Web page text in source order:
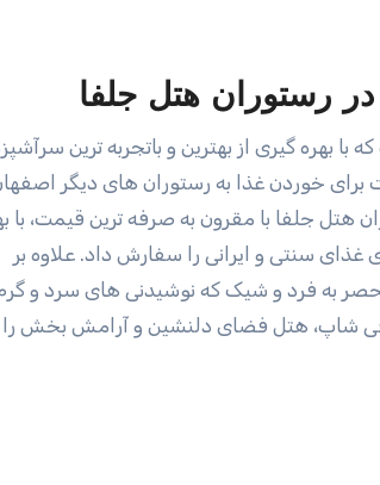
رستوران هتل جلفا
گیری از بهترین و باتجربه ترین
برای خوردن غذا به رستوران های دیگر
هتل جلفا با مقرون به صرفه ترین قیمت، با
غذای سنتی و ایرانی را سفارش داد. علاوه بر
به فرد و شیک که نوشیدنی های سرد و
شاپ، هتل فضای دلنشین و آرامش بخش را